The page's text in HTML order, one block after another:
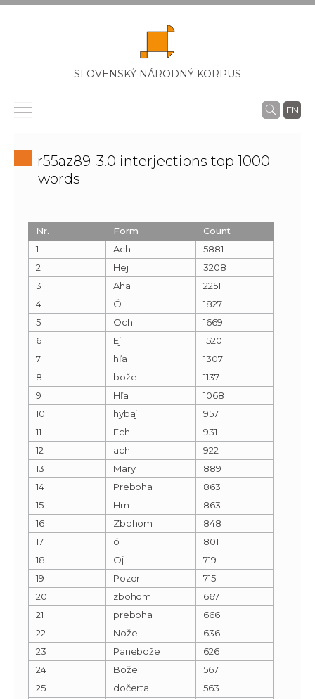
SLOVENSKÝ NÁRODNÝ KORPUS
EN
r55az89-3.0 interjections top 1000
words
Nr. Form
Count
1
Ach
5881
2
Hej
3208
3
Aha
2251
4
Ó
1827
5
Och
1669
6
Ej
1520
7
hľa
1307
8
bože
1137
9
Hľa
1068
10
hybaj
957
11
Ech
931
12
ach
922
13
Mary
889
14
Preboha
863
15
Hm
863
16
Zbohom
848
17
ó
801
18
Oj
719
19
Pozor
715
20
zbohom
667
21
preboha
666
22
Nože
636
23
Panebože
626
24
Bože
567
25
dočerta
563